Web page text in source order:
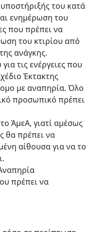
του κατά
ενημέρωση του
που πρέπει να
του κτιρίου από
ανάγκης.
τις ενέργειες που
Έκτακτης
με αναπηρία. Όλο
προσωπικό πρέπει
ΆμεΑ, γιατί αμέσως
θα πρέπει να
αίθουσα για να το
πρέπει να